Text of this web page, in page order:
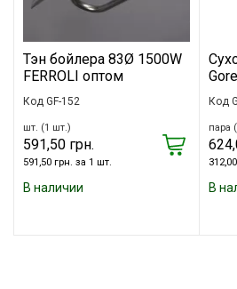
Тэн бойлера 83Ø 1500W
FERROLI оптом
Код GF-152
шт. (1 шт.)
591,50 грн.
591,50 грн. за 1 шт.
В наличии
Код
пара
В